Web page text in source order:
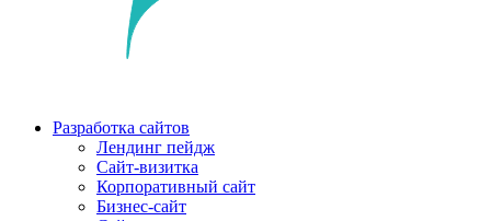
Разработка сайтов
Лендинг пейдж
Сайт-визитка
Корпоративный сайт
Бизнес-сайт